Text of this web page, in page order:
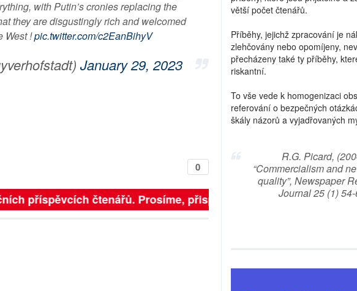
with Putin’s cronies replacing the
they are disgustingly rich and welcomed
West !pic.twitter.com/c2EanBihyV
January 29, 2023
0
příspěvcích čtenářů. Prosíme, přispějte. ➥
větší počet čtenářů.
Příběhy, jejichž zpracování je
zlehčovány nebo opomíjeny,
přecházeny také ty příběhy,
riskantní.
To vše vede k homogenizaci
referování o bezpečných
škály názorů a vyjadřovaných
R.G. Picard,
“Commercialism and
quality”, Newspaper
Journal 25 (1)